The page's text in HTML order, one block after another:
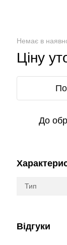
Немає в
Ціну
До
Тип
Відгуки